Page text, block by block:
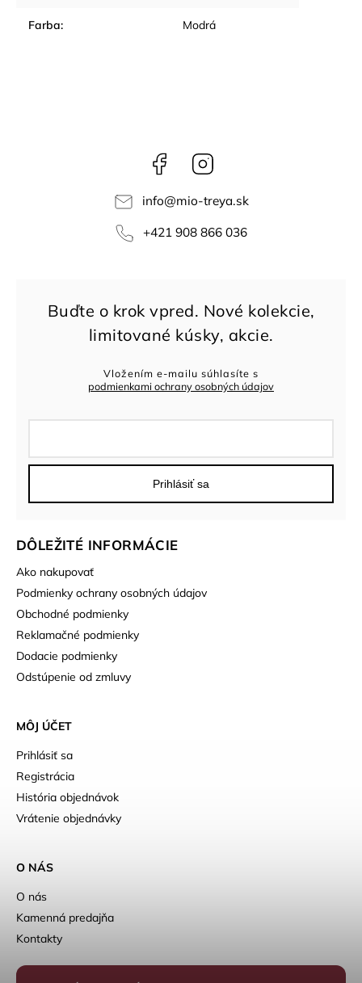
Farba: Modrá
Facebook
info@mio-treya.sk
+421 908 866 036
DÔLEŽITÉ INFORMÁCIE
Ako nakupovať
Podmienky ochrany osobných údajov
Obchodné podmienky
Reklamačné podmienky
Dodacie podmienky
Odstúpenie od zmluvy
MÔJ ÚČET
Prihlásiť sa
Registrácia
História objednávok
Vrátenie objednávky
Vložením e-mailu súhlasíte s
podmienkami ochrany osobných údajov
Prihlásiť sa
O NÁS
O nás
Kamenná predajňa
Kontakty